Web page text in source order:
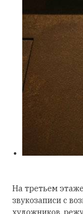
На третьем
звукозаписи с